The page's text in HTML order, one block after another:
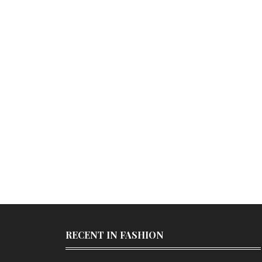
RECENT IN FASHION